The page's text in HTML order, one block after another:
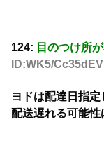
124: 目のつけ所
ID:WK5/
ヨドは配達日指
配送遅れる可能性